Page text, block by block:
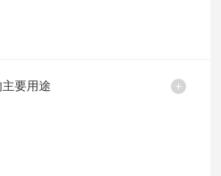
要用途